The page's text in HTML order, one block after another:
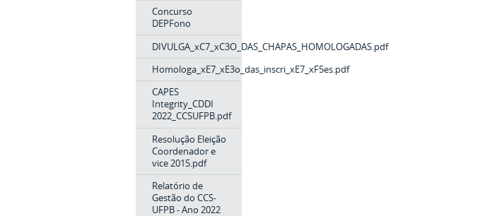
Concurso
DEPFono
DIVULGA_xC7_xC3O_DAS_CHAPAS_HOMOLOGADAS.pdf
Homologa_xE7_xE3o_das_inscri_xE7_xF5es.pdf
CAPES
Integrity_CDDI
2022_CCSUFPB.pdf
Resolução Eleição
Coordenador e
vice 2015.pdf
Relatório de
Gestão do CCS-
UFPB - Ano 2022